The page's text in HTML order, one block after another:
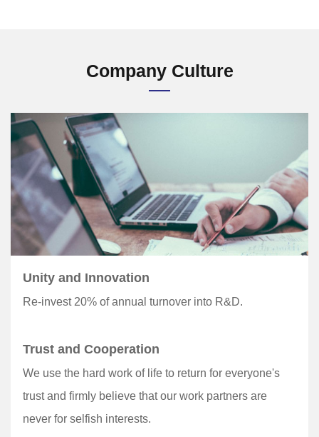
Company Culture
Unity and Innovation
Re-invest 20% of annual turnover into R&D.
Trust and Cooperation
We use the hard work of life to return for everyone's
trust and firmly believe that our work partners are
never for selfish interests.